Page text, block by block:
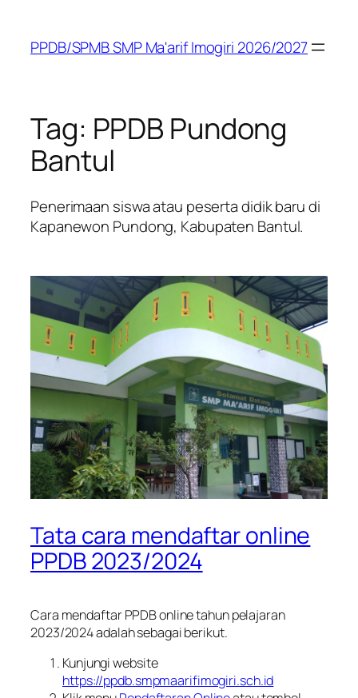
content
PPDB/SPMB SMP Ma'arif Imogiri 2026/2027
Tag: PPDB Pundong
Bantul
Penerimaan siswa atau peserta didik baru di
Kapanewon Pundong, Kabupaten Bantul.
Tata cara mendaftar online
PPDB 2023/2024
Cara mendaftar PPDB online tahun pelajaran
2023/2024 adalah sebagai berikut.
Kunjungi website
https://ppdb.smpmaarifimogiri.sch.id